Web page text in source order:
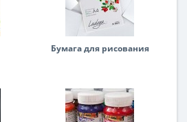
Бумага для рисования